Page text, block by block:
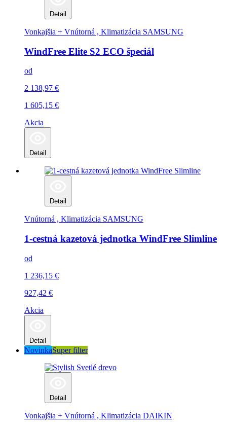
Detail
Vonkajšia + Vnútorná , Klimatizácia SAMSUNG
WindFree Elite S2 ECO špeciál
od
2 138,97 €
1 605,15 €
Akcia
Detail
Detail
Vnútorná , Klimatizácia SAMSUNG
1-cestná kazetová jednotka WindFree Slimline
od
1 236,15 €
927,42 €
Akcia
Detail
NovinkaSuper filter
Detail
Vonkajšia + Vnútorná , Klimatizácia DAIKIN